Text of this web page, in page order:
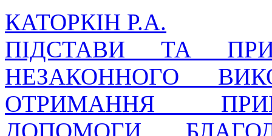
КАТОРКІН Р.А.
ПІДСТАВИ ТА
НЕЗАКОННОГО
ОТРИМАННЯ